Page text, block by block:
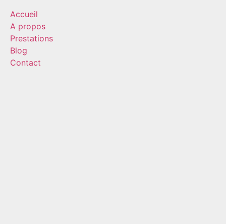
Accueil
A propos
Prestations
Blog
Contact